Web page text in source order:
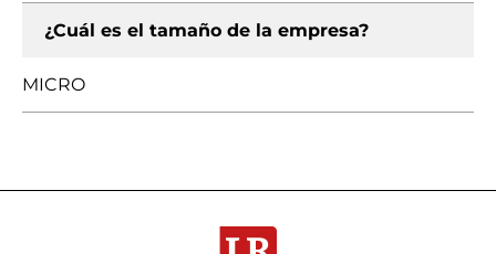
¿Cuál es el tamaño de la empresa?
MICRO